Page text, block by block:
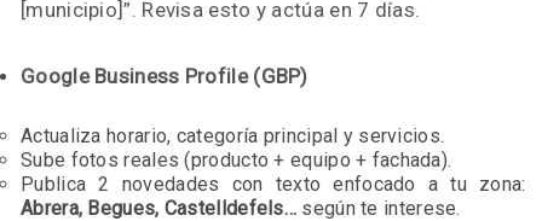
[municipio]”. Revisa esto y actúa en 7 días.
Google Business Profile (GBP)
Actualiza horario, categoría principal y servicios.
Sube fotos reales (producto + equipo + fachada).
Publica 2 novedades con texto enfocado a tu zona:
Abrera, Begues, Castelldefels… según te interese.